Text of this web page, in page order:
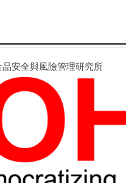
品安全與風險管理研究所